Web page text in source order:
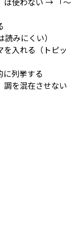
みにくい）
入れる（トピッ
に列挙する
調を混在させない